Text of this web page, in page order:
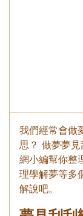
我們經常會做
思？ 做夢夢
網小編幫你整
理學解夢等多
解說吧。